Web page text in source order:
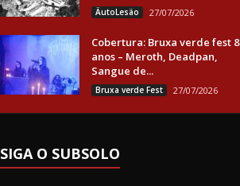
ÄutoLesäo 27/07/2026
Cobertura: Bruxa verde fest 8
anos – Meroth, Deadpan,
Sangue de...
Bruxa verde Fest 27/07/2026
SIGA O SUBSOLO